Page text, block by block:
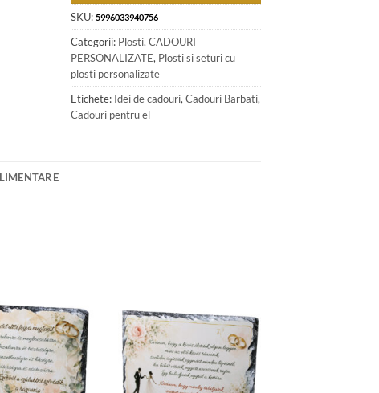
SKU: 5996033940756
Categorii: Plosti,CADOURI
PERSONALIZATE, Plosti si seturi cu
plosti personalizate
Etichete: Idei de cadouri,Cadouri Barbati,
Cadouri pentru el